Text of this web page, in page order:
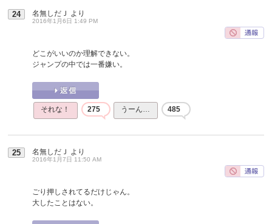
24 名無しだＪ より
2016年1月6日 1:49 PM
どこがいいのか理解できない。
ジャンプの中では一番嫌い。
それな！ 275 うーん… 485
25 名無しだＪ より
2016年1月7日 11:50 AM
ごり押しされてるだけじゃん。
大したことはない。